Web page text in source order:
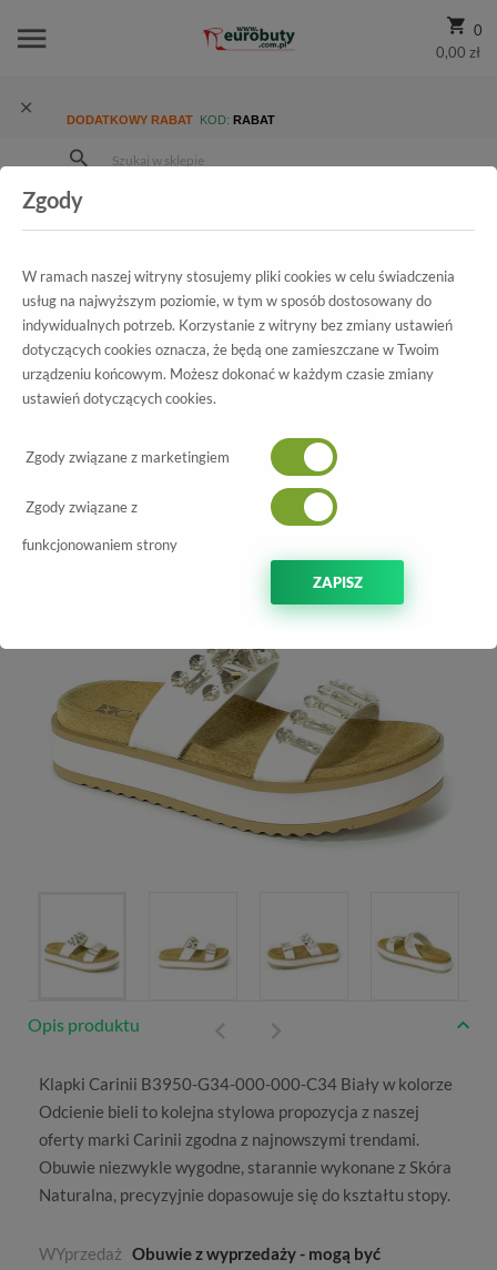
0
0,00 zł
DODATKOWY RABAT KOD: RABAT
Kolekcja damska
Oficerki
Wszystkie produkty
B3950-G34-000-000-C34 Biały
Opis produktu
Klapki Carinii B3950-G34-000-000-C34 Biały w kolorze
Odcienie bieli to kolejna stylowa propozycja z naszej
oferty marki Carinii zgodna z najnowszymi trendami.
Obuwie niezwykle wygodne, starannie wykonane zSkóra
Naturalna, precyzyjnie dopasowuje się do kształtu stopy.
WYprzedaż Obuwie z wyprzedaży - mogą być
Zgody
W ramach naszej witryny stosujemy pliki cookies w celu świadczenia
usług na najwyższym poziomie, w tym w sposób dostosowany do
indywidualnych potrzeb. Korzystanie z witryny bez zmiany ustawień
dotyczących cookies oznacza, że będą one zamieszczane w Twoim
urządzeniu końcowym. Możesz dokonać w każdym czasie zmiany
ustawień dotyczących cookies.
Zgody związane z marketingiem
Zgody związane z
funkcjonowaniem strony
ZAPISZ